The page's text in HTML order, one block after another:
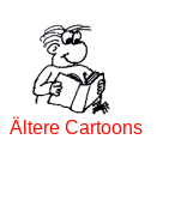
Ältere Cartoons